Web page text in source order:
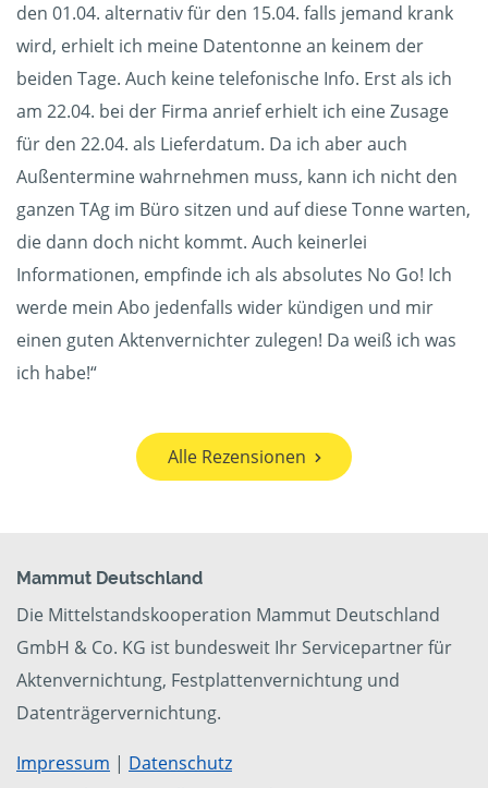
den 01.04. alternativ für den 15.04. falls jemand krank
wird, erhielt ich meine Datentonne an keinem der
beiden Tage. Auch keine telefonische Info. Erst als ich
am 22.04. bei der Firma anrief erhielt ich eine Zusage
für den 22.04. als Lieferdatum. Da ich aber auch
Außentermine wahrnehmen muss, kann ich nicht den
ganzen TAg im Büro sitzen und auf diese Tonne warten,
die dann doch nicht kommt. Auch keinerlei
Informationen, empfinde ich als absolutes No Go! Ich
werde mein Abo jedenfalls wider kündigen und mir
einen guten Aktenvernichter zulegen! Da weiß ich was
ich habe!“
Alle Rezensionen
Mammut Deutschland
Die Mittelstandskooperation Mammut Deutschland
GmbH & Co. KG ist bundesweit Ihr Servicepartner für
Aktenvernichtung, Festplattenvernichtung und
Datenträgervernichtung.
Impressum | Datenschutz